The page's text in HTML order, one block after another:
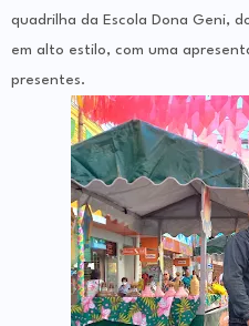
quadrilha da Escola Dona Geni,
em alto estilo, com uma
presentes.